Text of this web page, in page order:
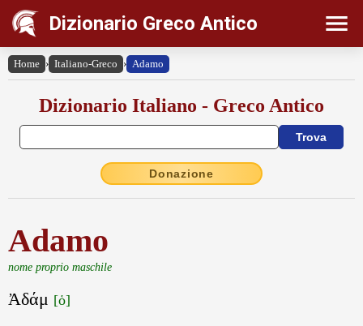
Dizionario Greco Antico
Home › Italiano-Greco › Adamo
Dizionario Italiano - Greco Antico
Donazione
Adamo
nome proprio maschile
Ἀδάμ [ὁ]